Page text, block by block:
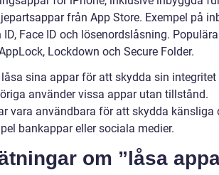
från App Store. Exempel på
Face ID och lösenordslåsning. Populära
Lockdown och Secure Folder.
sina appar för att skydda sin integritet
använder vissa appar utan tillstånd.
vara användbara för att skydda känsliga
bankappar eller sociala medier.
om ”låsa